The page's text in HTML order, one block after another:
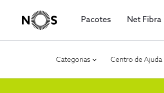
Pacotes Net Fibra
Categorias Centro de Ajuda